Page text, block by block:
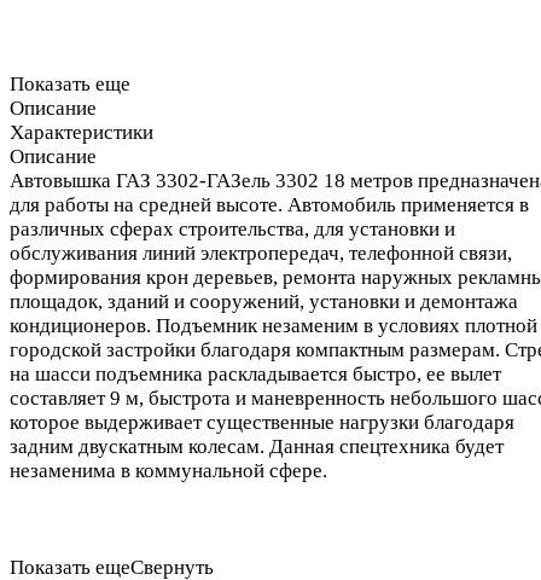
Показать еще
Описание
Характеристики
Описание
Автовышка ГАЗ 3302-ГАЗель 3302 18 метров
для работы на средней высоте. Автомобиль применяется в
различных сферах строительства, для установки и
обслуживания линий электропередач, телефонной связи,
формирования крон деревьев, ремонта наружных
площадок, зданий и сооружений, установки и демонтажа
кондиционеров. Подъемник незаменим в условиях плотной
городской застройки благодаря компактным размерам.
на шасси подъемника раскладывается быстро, ее вылет
составляет 9 м, быстрота и маневренность небольшого
которое выдерживает существенные нагрузки благодаря
задним двускатным колесам. Данная спецтехника будет
незаменима в коммунальной сфере.
Показать ещеСвернуть